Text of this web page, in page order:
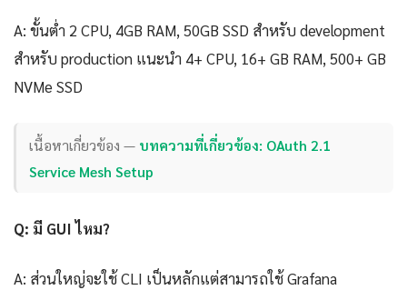
A: ขั้นต่ำ 2 CPU, 4GB RAM, 50GB SSD สำหรับ development
สำหรับ production แนะนำ 4+ CPU, 16+ GB RAM, 500+ GB
NVMe SSD
เนื้อหาเกี่ยวข้อง — บทความที่เกี่ยวข้อง: OAuth 2.1
Service Mesh Setup
Q: มี GUI ไหม?
A: ส่วนใหญ่จะใช้ CLI เป็นหลักแต่สามารถใช้ Grafana